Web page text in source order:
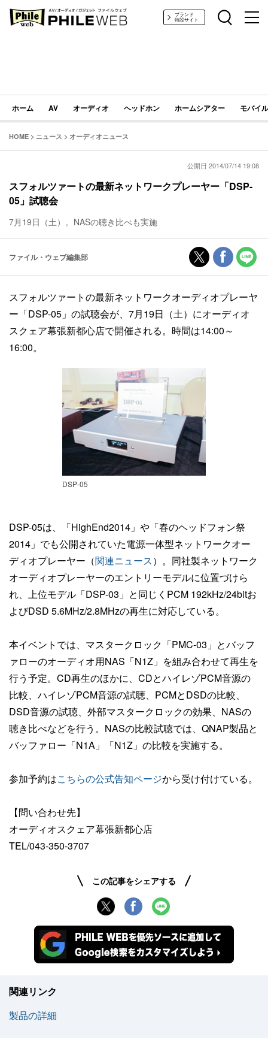
PHILE WEB｜AV/オーディオ/ガジェットブランド
特設サイト
ホーム AV オーディオ ヘッドホン ホームシアター モバイ
HOME > ニュース > オーディオニュース
公開日 2014/07/14 19:08
スフォルツァートの最新ネットワークプレーヤー「DSP-
05」試聴会
7月19日（土）。NASの聴き比べも実施
ファイル・ウェブ編集部
スフォルツァートの最新ネットワークオーディオプレーヤ
ー「DSP-05」の試聴会が、7月19日（土）にオーディオ
スクェア幕張新都心店で開催される。時間は14:00～
16:00。
DSP-05
DSP-05は、「HighEnd2014」や「春のヘッドフォン祭
2014」でも公開されていた電源一体型ネットワークオー
ディオプレーヤー（関連ニュース）。同社製ネットワーク
オーディオプレーヤーのエントリーモデルに位置づけら
れ、上位モデル「DSP-03」と同じくPCM 192kHz/24bitお
よびDSD 5.6MHz/2.8MHzの再生に対応している。
本イベントでは、マスタークロック「PMC-03」とバッフ
ァローのオーディオ用NAS「N1Z」を組み合わせて再生を
行う予定。CD再生のほかに、CDとハイレゾPCM音源の
比較、ハイレゾPCM音源の試聴、PCMとDSDの比較、
DSD音源の試聴、外部マスタークロックの効果、NASの
聴き比べなどを行う。NASの比較試聴では、QNAP製品と
バッファロー「N1A」「N1Z」の比較を実施する。
参加予約はこちらの公式告知ページから受け付けている。
【問い合わせ先】
オーディオスクェア幕張新都心店
TEL/043-350-3707
この記事をシェアする
関連リンク
製品の詳細